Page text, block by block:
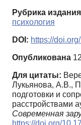
Рубрика
психология
DOI: https://
Опубликована
Для цитаты:
Лукьянова, А.В.,
подготовки и
расстройствами
Современная